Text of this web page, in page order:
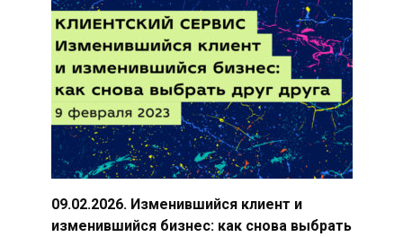
09.02.2026. Изменившийся клиент и
изменившийся бизнес: как снова выбрать